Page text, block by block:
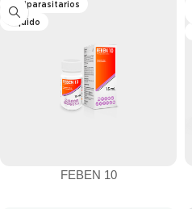
Antiparasitarios
Líquido
FEBEN 10